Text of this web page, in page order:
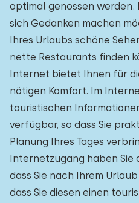
optimal genossen werden.
sich Gedanken machen
Ihres Urlaubs schöne
nette Restaurants finden
Internet bietet Ihnen für
nötigen Komfort. Im
touristischen
verfügbar, so dass Sie
Planung Ihres Tages
Internetzugang haben Sie
dass Sie nach Ihrem
dass Sie diesen einen